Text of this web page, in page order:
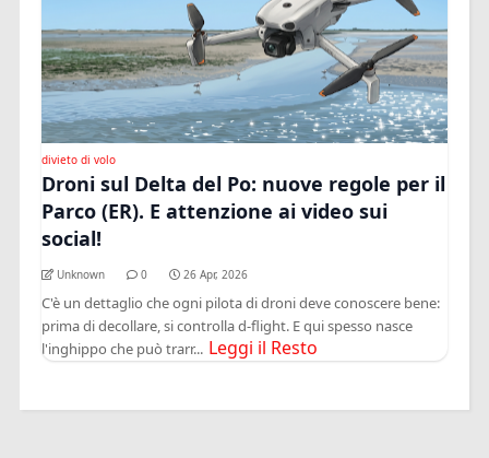
divieto di volo
Droni sul Delta del Po: nuove regole per il
Parco (ER). E attenzione ai video sui
social!
Unknown 0 26 Apr, 2026
C'è un dettaglio che ogni pilota di droni deve conoscere bene:
prima di decollare, si controlla d-flight. E qui spesso nasce
l'inghippo che può trarr... Leggi il Resto